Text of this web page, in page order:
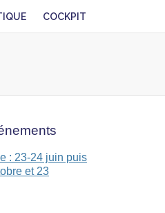
COCKPIT
: 23-24 juin puis
et 23